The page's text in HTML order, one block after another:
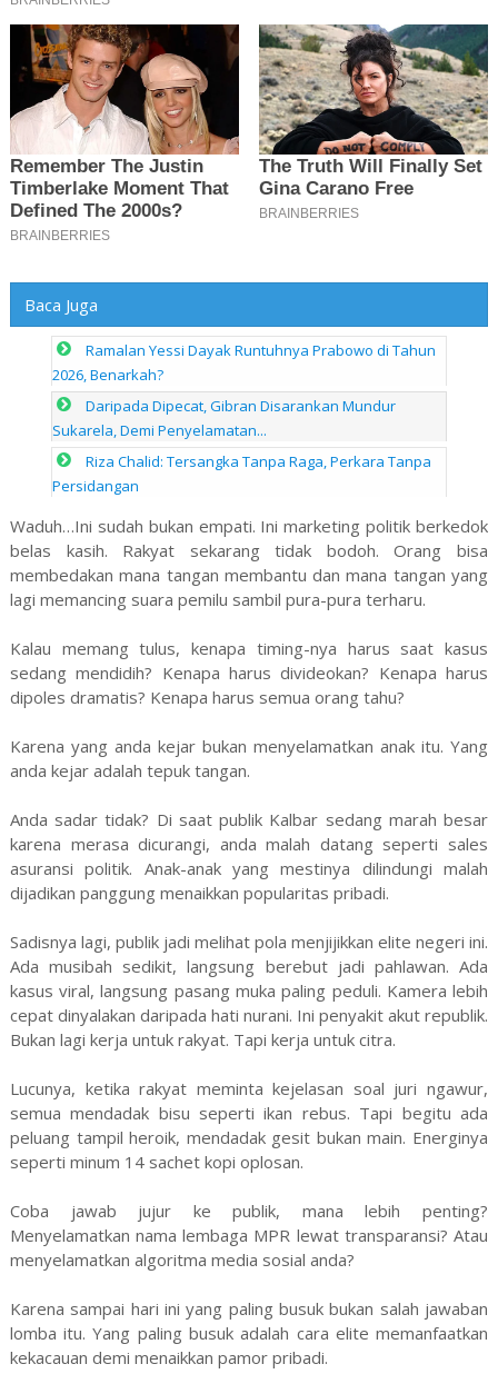
Baca Juga
Ramalan Yessi Dayak Runtuhnya Prabowo di Tahun
2026, Benarkah?
Daripada Dipecat, Gibran Disarankan Mundur
Sukarela, Demi Penyelamatan...
Riza Chalid: Tersangka Tanpa Raga, Perkara Tanpa
Persidangan
Waduh…Ini sudah bukan empati. Ini marketing politik berkedok
belas kasih. Rakyat sekarang tidak bodoh. Orang bisa
membedakan mana tangan membantu dan mana tangan yang
lagi memancing suara pemilu sambil pura-pura terharu.
Kalau memang tulus, kenapa timing-nya harus saat kasus
sedang mendidih? Kenapa harus divideokan? Kenapa harus
dipoles dramatis? Kenapa harus semua orang tahu?
Karena yang anda kejar bukan menyelamatkan anak itu. Yang
anda kejar adalah tepuk tangan.
Anda sadar tidak? Di saat publik Kalbar sedang marah besar
karena merasa dicurangi, anda malah datang seperti sales
asuransi politik. Anak-anak yang mestinya dilindungi malah
dijadikan panggung menaikkan popularitas pribadi.
Sadisnya lagi, publik jadi melihat pola menjijikkan elite negeri ini.
Ada musibah sedikit, langsung berebut jadi pahlawan. Ada
kasus viral, langsung pasang muka paling peduli. Kamera lebih
cepat dinyalakan daripada hati nurani. Ini penyakit akut republik.
Bukan lagi kerja untuk rakyat. Tapi kerja untuk citra.
Lucunya, ketika rakyat meminta kejelasan soal juri ngawur,
semua mendadak bisu seperti ikan rebus. Tapi begitu ada
peluang tampil heroik, mendadak gesit bukan main. Energinya
seperti minum 14 sachet kopi oplosan.
Coba jawab jujur ke publik, mana lebih penting?
Menyelamatkan nama lembaga MPR lewat transparansi? Atau
menyelamatkan algoritma media sosial anda?
Karena sampai hari ini yang paling busuk bukan salah jawaban
lomba itu. Yang paling busuk adalah cara elite memanfaatkan
kekacauan demi menaikkan pamor pribadi.